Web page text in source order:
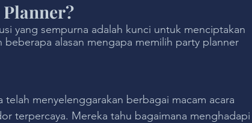
yang sempurna adalah kunci untuk menciptakan
alasan mengapa memilih party planner
menyelenggarakan berbagai macam acara
terpercaya. Mereka tahu bagaimana menghadapi